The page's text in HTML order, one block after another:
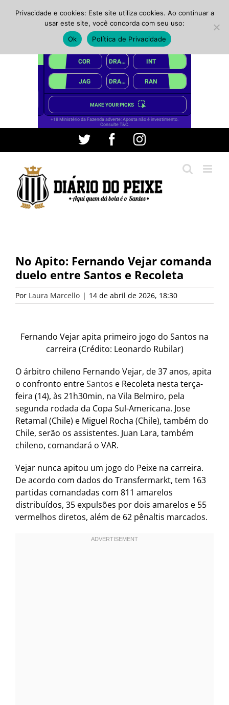
conteúdo
Twitter FacebookInstagram
No Apito: Fernando Vejar comanda
duelo entre Santos e Recoleta
Por Laura Marcello | 14 de abril de 2026, 18:30
Fernando Vejar apita primeiro jogo do Santos na
carreira (Crédito: Leonardo Rubilar)
O árbitro chileno Fernando Vejar, de 37 anos, apita
o confronto entreSantos e Recoleta nesta terça-
feira (14), às 21h30min, na Vila Belmiro, pela
segunda rodada da Copa Sul-Americana. Jose
Retamal (Chile) e Miguel Rocha (Chile), também do
Chile, serão os assistentes. Juan Lara, também
chileno, comandará o VAR.
Vejar nunca apitou um jogo do Peixe na carreira.
De acordo com dados do Transfermarkt, tem 163
partidas comandadas com 811 amarelos
distribuídos, 35 expulsões por dois amarelos e 55
vermelhos diretos, além de 62 pênaltis marcados.
Privacidade e cookies: Este site utiliza cookies. Ao continuar a
usar este site, você concorda com seu uso:
Ok
Política de Privacidade